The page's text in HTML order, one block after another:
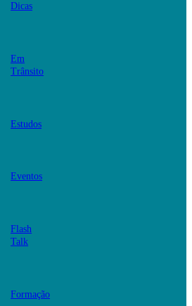
Dicas
Em
Trânsito
Estudos
Eventos
Flash
Talk
Formação